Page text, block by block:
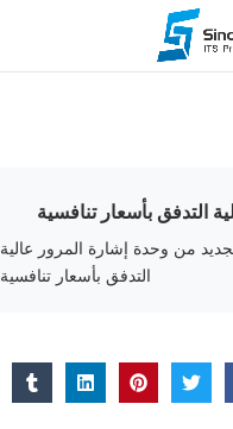
التدفق بأسعار تنافسية
من وحدة إشارة المرور عالية
التدفق بأسعار تنافسية